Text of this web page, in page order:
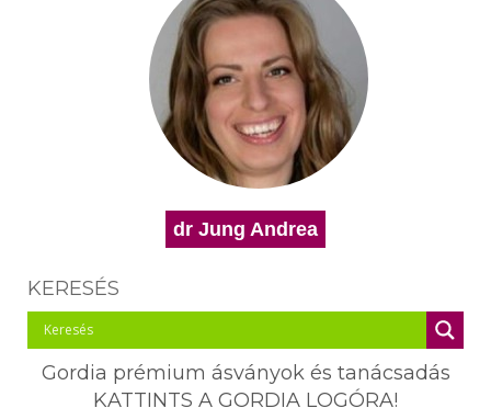
dr Jung Andrea
KERESÉS
Gordia prémium ásványok és tanácsadás
KATTINTS A GORDIA LOGÓRA!